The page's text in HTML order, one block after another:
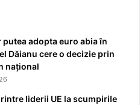
putea adopta euro abia în
Dăianu cere o decizie prin
național
liderii UE la scumpirile